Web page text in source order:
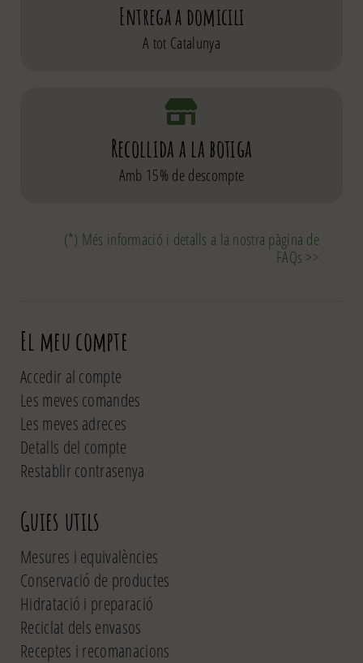
Entrega a domicili
A tot Catalunya
Recollida a la botiga
Amb 15% de descompte
(*) Més informació i detalls a la nostra pàgina de
FAQs >>
El meu compte
Accedir al compte
Les meves comandes
Les meves adreces
Detalls del compte
Restablir contrasenya
Guies utils
Mesures i equivalències
Conservació de productes
Hidratació i preparació
Reciclat dels envasos
Receptes i recomanacions